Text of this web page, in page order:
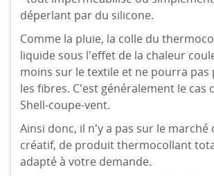
déperlant par du silicone.
Comme la pluie, la colle du
liquide sous l'effet de la chaleur
moins sur le textile et ne pourra pas
les fibres. C'est généralement le cas
Shell-coupe-vent.
Ainsi donc, il n'y a pas sur le marché
créatif, de produit thermocollant
adapté à votre demande.